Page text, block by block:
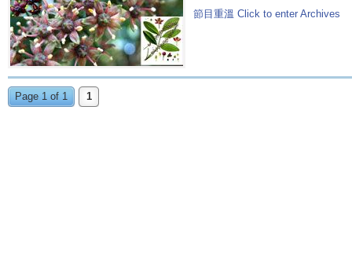
節目重溫 Click to enter Archives
Page 1 of 1 1